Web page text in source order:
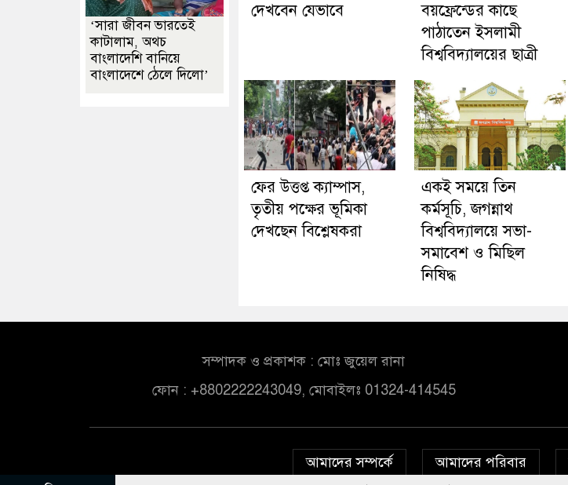
দেখবেন যেভাবে
বয়ফ্রেন্ডের কাছে
পাঠাতেন ইসলামী
বিশ্ববিদ্যালয়ের ছাত্রী
ফের উত্তপ্ত ক্যাম্পাস,
তৃতীয় পক্ষের ভূমিকা
দেখছেন বিশ্লেষকরা
একই সময়ে তিন
কর্মসূচি, জগন্নাথ
বিশ্ববিদ্যালয়ে সভা-
সমাবেশ ও মিছিল
নিষিদ্ধ
‘সারা জীবন ভারতেই
কাটালাম, অথচ
বাংলাদেশি বানিয়ে
বাংলাদেশে ঠেলে দিলো’
সম্পাদক ও প্রকাশক : মোঃ জুয়েল রানা
ফোন : +8802222243049, মোবাইলঃ 01324-414545
আমাদের সম্পর্কে আমাদের পরিবার